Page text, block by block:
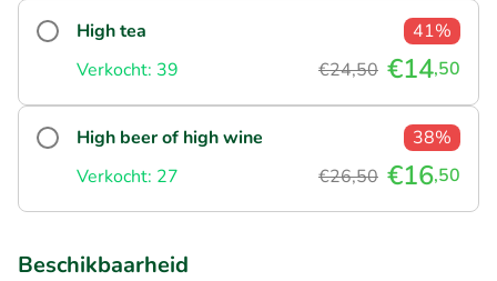
High tea
41%
Verkocht: 39
€24,50 €14,50
High beer of high wine
38%
Verkocht: 27
€26,50 €16,50
Beschikbaarheid